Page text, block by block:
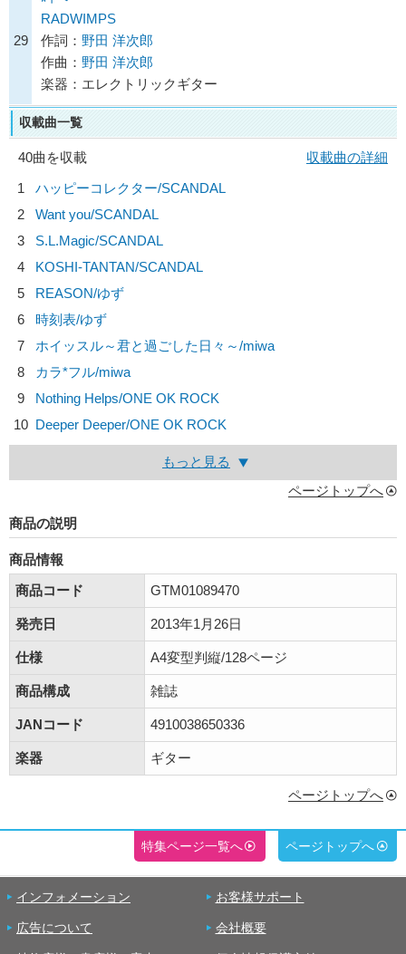
29
RADWIMPS
作詞： 野田 洋次郎
作曲： 野田 洋次郎
楽器：エレクトリックギター
収載曲一覧
40曲を収載
収載曲の詳細
1
ハッピーコレクター/SCANDAL
2
Want you/SCANDAL
3
S.L.Magic/SCANDAL
4
KOSHI-TANTAN/SCANDAL
5
REASON/ゆず
6
時刻表/ゆず
7
ホイッスル～君と過ごした日々～/miwa
8
カラ*フル/miwa
9
Nothing Helps/ONE OK ROCK
10 Deeper Deeper/ONE OK ROCK
もっと見る
ページトップへ
商品の説明
商品情報
商品コード
GTM01089470
発売日 2013年1月26日
仕様 A4変型判縦/128ページ
商品構成 雑誌
JANコード 4910038650336
楽器 ギター
ページトップへ
特集ページ一覧へ ページトップへ
インフォメーション お客様サポート
広告について 会社概要